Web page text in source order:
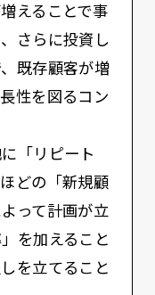
えることで事
さらに投資し
既存顧客が増
性を図るコン
「リピート
どの「新規顧
って計画が立
を加えること
を立てること